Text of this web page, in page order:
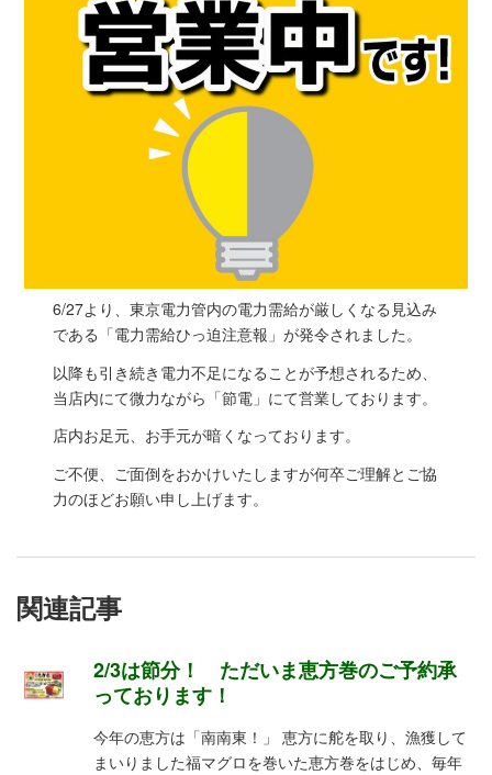
6/27より、東京電力管内の電力需給が厳しくなる見込み
である「電力需給ひっ迫注意報」が発令されました。
以降も引き続き電力不足になることが予想されるため、
当店内にて微力ながら「節電」にて営業しております。
店内お足元、お手元が暗くなっております。
ご不便、ご面倒をおかけいたしますが何卒ご理解とご協
力のほどお願い申し上げます。
関連記事
2/3は節分！ ただいま恵方巻のご予約承
っております！
今年の恵方は「南南東！」 恵方に舵を取り、漁獲して
まいりました福マグロを巻いた恵方巻をはじめ、毎年